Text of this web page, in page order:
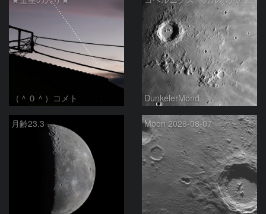
（＾０＾）コメト DunkelerMond
月齢23.3 Moon 2026-08-07